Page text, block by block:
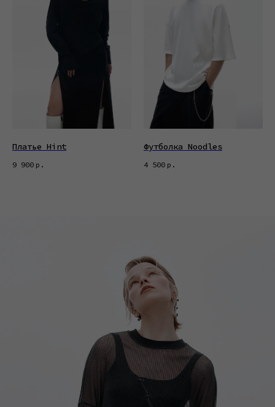
Платье Hint
9 900 р.
Футболка Noodles
4 500 р.